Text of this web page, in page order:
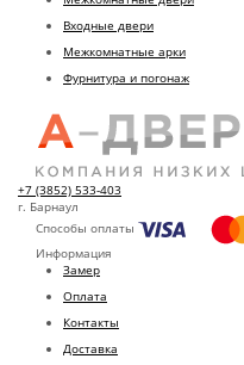
Входные двери
Межкомнатные арки
Фурнитура и погонаж
+7 (3852) 533-403
г. Барнаул
Способы оплаты
Информация
Замер
Оплата
Контакты
Доставка